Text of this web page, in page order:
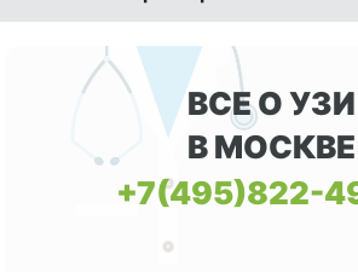
ВСЕ О УЗИ
В МОСКВЕ
+7(495)822-